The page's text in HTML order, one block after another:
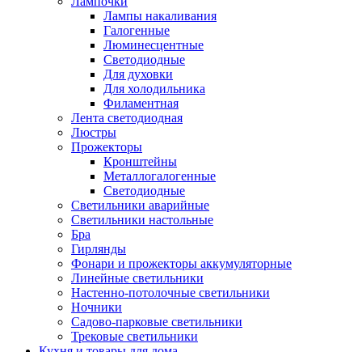
Лампы накаливания
Галогенные
Люминесцентные
Светодиодные
Для духовки
Для холодильника
Филаментная
Лента светодиодная
Люстры
Прожекторы
Кронштейны
Металлогалогенные
Светодиодные
Светильники аварийные
Светильники настольные
Бра
Гирлянды
Фонари и прожекторы аккумуляторные
Линейные светильники
Настенно-потолочные светильники
Ночники
Садово-парковые светильники
Трековые светильники